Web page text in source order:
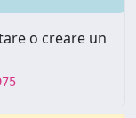
o creare un